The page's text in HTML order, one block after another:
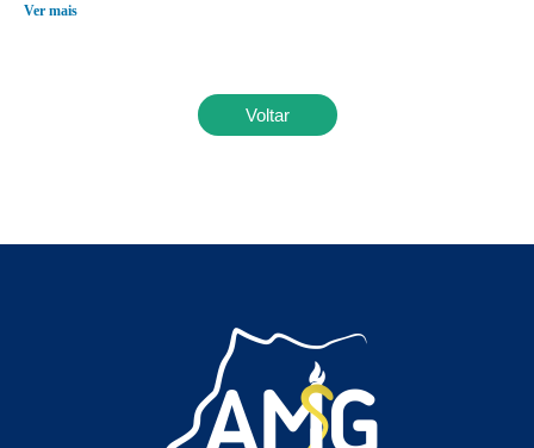
Ver mais
Voltar